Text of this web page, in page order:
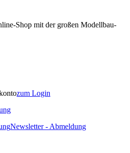
Shop mit der großen Modellbau-
zum Login
Newsletter - Abmeldung